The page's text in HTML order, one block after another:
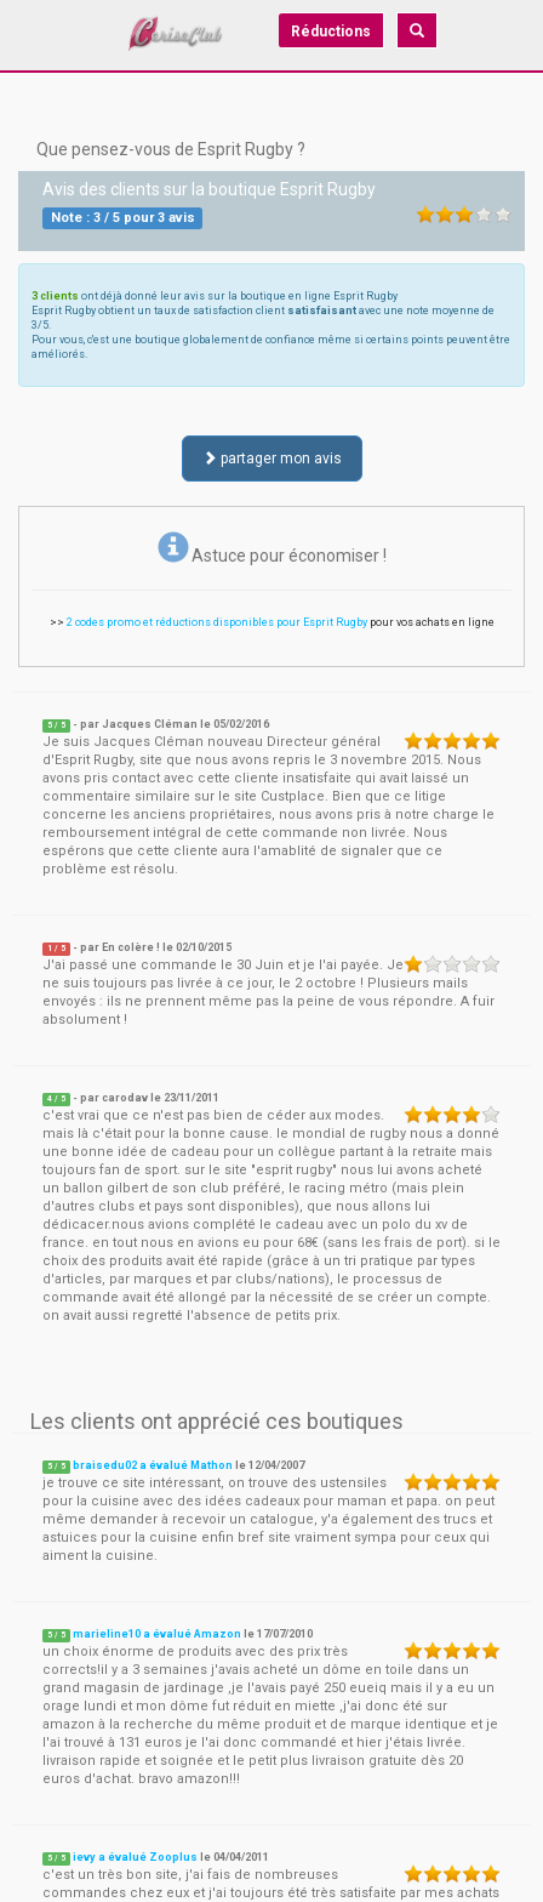
Réductions
Que pensez-vous de Esprit Rugby ?
Avis des clients sur la boutique Esprit Rugby
Note : 3/ 5pour3avis
3 clients ont déjà donné leur avis sur la boutique en ligne Esprit Rugby
Esprit Rugby obtient un taux de satisfaction client satisfaisant avec une note moyenne de
3/5.
Pour vous, c'est une boutique globalement de confiance même si certains points peuvent être
améliorés.
partager mon avis
Astuce pour économiser !
>> 2 codes promo et réductions disponibles pour Esprit Rugbypour vos achats en ligne
5 / 5 - par Jacques Cléman le05/02/2016
Je suis Jacques Cléman nouveau Directeur général
d'Esprit Rugby, site que nous avons repris le 3 novembre 2015. Nous
avons pris contact avec cette cliente insatisfaite qui avait laissé un
commentaire similaire sur le site Custplace. Bien que ce litige
concerne les anciens propriétaires, nous avons pris à notre charge le
remboursement intégral de cette commande non livrée. Nous
espérons que cette cliente aura l'amablité de signaler que ce
problème est résolu.
1 / 5 - par En colère ! le02/10/2015
J'ai passé une commande le 30 Juin et je l'ai payée. Je
ne suis toujours pas livrée à ce jour, le 2 octobre ! Plusieurs mails
envoyés : ils ne prennent même pas la peine de vous répondre. A fuir
absolument !
4 / 5 - parcarodav le 23/11/2011
c'est vrai que ce n'est pas bien de céder aux modes.
mais là c'était pour la bonne cause. le mondial de rugby nous a donné
une bonne idée de cadeau pour un collègue partant à la retraite mais
toujours fan de sport. sur le site "esprit rugby" nous lui avons acheté
un ballon gilbert de son club préféré, le racing métro (mais plein
d'autres clubs et pays sont disponibles), que nous allons lui
dédicacer.nous avions complété le cadeau avec un polo du xv de
france. en tout nous en avions eu pour 68€ (sans les frais de port). si le
choix des produits avait été rapide (grâce à un tri pratique par types
d'articles, par marques et par clubs/nations), le processus de
commande avait été allongé par la nécessité de se créer un compte.
on avait aussi regretté l'absence de petits prix.
Les clients ont apprécié ces boutiques
5 / 5 braisedu02 a évalué Mathon le12/04/2007
je trouve ce site intéressant, on trouve des ustensiles
pour la cuisine avec des idées cadeaux pour maman et papa. on peut
même demander à recevoir un catalogue, y'a également des trucs et
astuices pour la cuisine enfin bref site vraiment sympa pour ceux qui
aiment la cuisine.
5 / 5 marieline10 a évalué Amazon le17/07/2010
un choix énorme de produits avec des prix très
corrects!il y a 3 semaines j'avais acheté un dôme en toile dans un
grand magasin de jardinage ,je l'avais payé 250 eueiq mais il y a eu un
orage lundi et mon dôme fut réduit en miette ,j'ai donc été sur
amazon à la recherche du même produit et de marque identique et je
l'ai trouvé à 131 euros je l'ai donc commandé et hier j'étais livrée.
livraison rapide et soignée et le petit plus livraison gratuite dès 20
euros d'achat. bravo amazon!!!
5 / 5 ievy a évalué Zooplus le04/04/2011
c'est un très bon site, j'ai fais de nombreuses
commandes chez eux et j'ai toujours été très satisfaite par mes achats